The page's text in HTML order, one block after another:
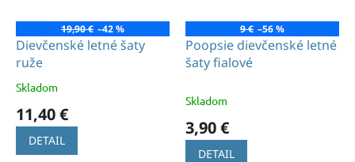
19,90 € –42 %
Dievčenské letné šaty
ruže
Priemerné
produktu
5,0
Skladom
11,40 €
DETAIL
9 € –56 %
Poopsie dievčenské letné
šaty fialové
Skladom
3,90 €
DETAIL